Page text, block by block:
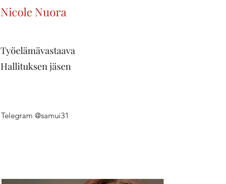
Nicole Nuora
Työelämävastaava
Hallituksen jäsen
Telegram @samui31